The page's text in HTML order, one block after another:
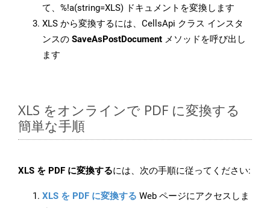
て、%!a(string=XLS) ドキュメントを変換します
XLS から変換するには、CellsApi クラス インスタ
ンスの SaveAsPostDocument メソッドを呼び出し
ます
XLS をオンラインで PDF に変換する
簡単な手順
XLS を PDF に変換するには、次の手順に従ってください:
XLS を PDF に変換する Web ページにアクセスしま